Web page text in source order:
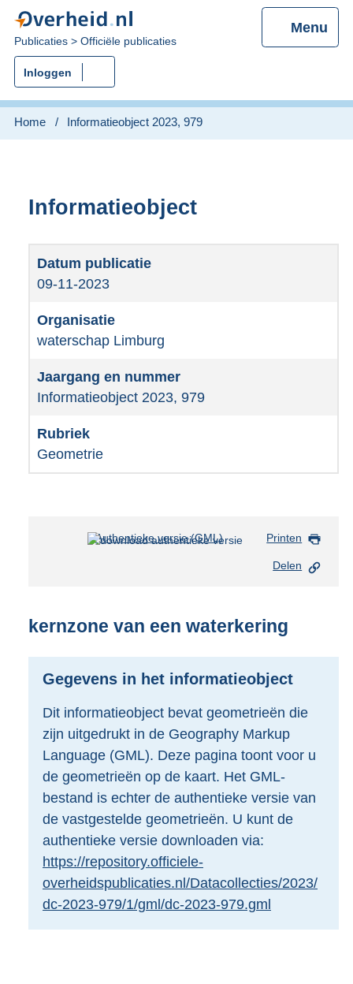
Menu
U
bent
nu
hier:
Publicaties Officiële publicaties
Inloggen
Home Informatieobject 2023, 979
Informatieobject
09-11-2023
waterschap Limburg
Informatieobject 2023, 979
Geometrie
Authentieke versie (GML)b
n
r
o
t
t
e
1
,
7
Printen
Delen
kernzone van een waterkering
Gegevens in het informatieobject
Dit informatieobject bevat geometrieën die
zijn uitgedrukt in de Geography Markup
Language (GML). Deze pagina toont voor u
de geometrieën op de kaart. Het GML-
bestand is echter de authentieke versie van
de vastgestelde geometrieën. U kunt de
authentieke versie downloaden via:
https://repository.officiele-
overheidspublicaties.nl/Datacollecties/2023/
dc-2023-979/1/gml/dc-2023-979.gml